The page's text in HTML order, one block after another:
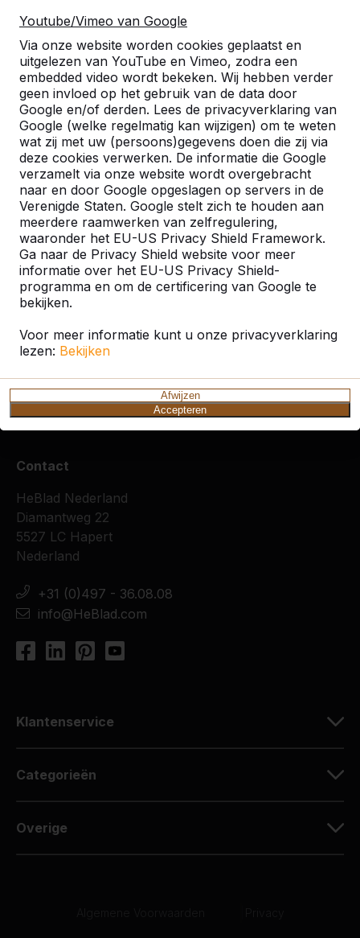
Youtube/Vimeo van Google
Via onze website worden cookies geplaatst en
uitgelezen van YouTube en Vimeo, zodra een
embedded video wordt bekeken. Wij hebben verder
geen invloed op het gebruik van de data door
Google en/of derden. Lees de privacyverklaring van
Google (welke regelmatig kan wijzigen) om te weten
wat zij met uw (persoons)gegevens doen die zij via
deze cookies verwerken. De informatie die Google
verzamelt via onze website wordt overgebracht
naar en door Google opgeslagen op servers in de
Verenigde Staten. Google stelt zich te houden aan
meerdere raamwerken van zelfregulering,
waaronder het EU-US Privacy Shield Framework.
Ga naar de Privacy Shield website voor meer
informatie over het EU-US Privacy Shield-
programma en om de certificering van Google te
bekijken.
Voor meer informatie kunt u onze privacyverklaring
lezen: Bekijken
Afwijzen
Accepteren
Product
Alles weergeven
Categorie
Alles weergeven
Zoek op plaats of postcode
Amsterdam
Amsterdam
Contact
HeBlad Nederland
Diamantweg 22
5527 LC Hapert
Nederland
+31 (0)497 - 36.08.08
info@HeBlad.com
Klantenservice
Categorieën
Overige